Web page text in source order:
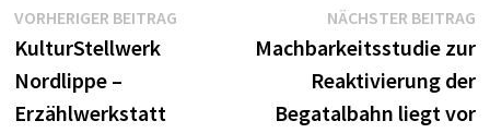
Beitragsnavigation
VORHERIGER BEITRAGVorheriger
KulturStellwerk
Nordlippe –
Erzählwerkstatt
NÄCHSTER BEITRAG
Machbarkeitsstudie zur
Reaktivierung der
Begatalbahn liegt vor